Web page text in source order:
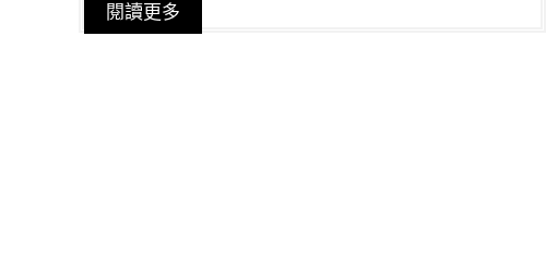
閱讀更多